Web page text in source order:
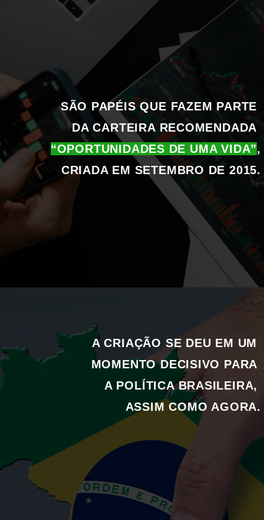
SÃO PAPÉIS QUE FAZEM PARTE
DA CARTEIRA RECOMENDADA
“OPORTUNIDADES DE UMA VIDA”,
CRIADA EM SETEMBRO DE 2015.
A CRIAÇÃO SE DEU EM UM
MOMENTO DECISIVO PARA
A POLÍTICA BRASILEIRA,
ASSIM COMO AGORA.